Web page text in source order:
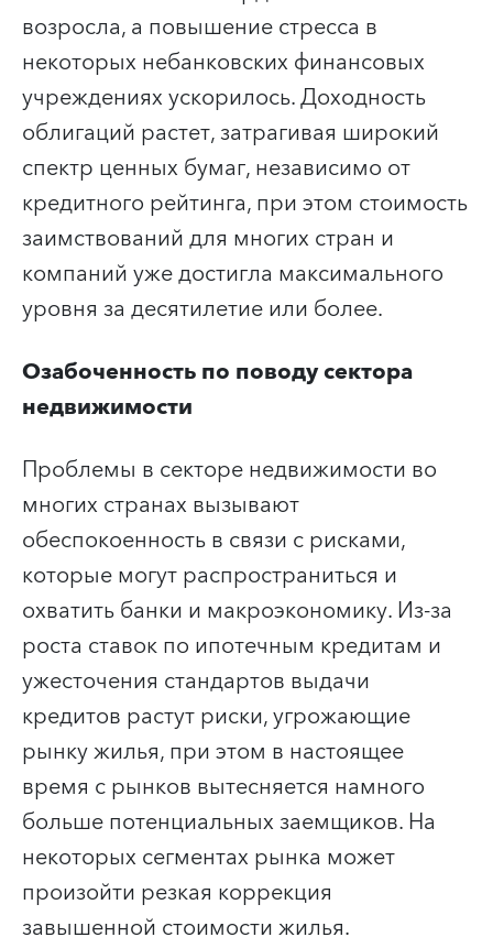
возросла, а повышение стресса в
некоторых небанковских финансовых
учреждениях ускорилось. Доходность
облигаций растет, затрагивая широкий
спектр ценных бумаг, независимо от
кредитного рейтинга, при этом стоимость
заимствований для многих стран и
компаний уже достигла максимального
уровня за десятилетие или более.
Озабоченность по поводу сектора
недвижимости
Проблемы в секторе недвижимости во
многих странах вызывают
обеспокоенность в связи с рисками,
которые могут распространиться и
охватить банки и макроэкономику. Из-за
роста ставок по ипотечным кредитам и
ужесточения стандартов выдачи
кредитов растут риски, угрожающие
рынку жилья, при этом в настоящее
время с рынков вытесняется намного
больше потенциальных заемщиков. На
некоторых сегментах рынка может
произойти резкая коррекция
завышенной стоимости жилья.